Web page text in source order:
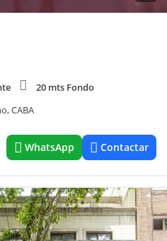
20 mts Fondo
CABA
WhatsApp Contactar